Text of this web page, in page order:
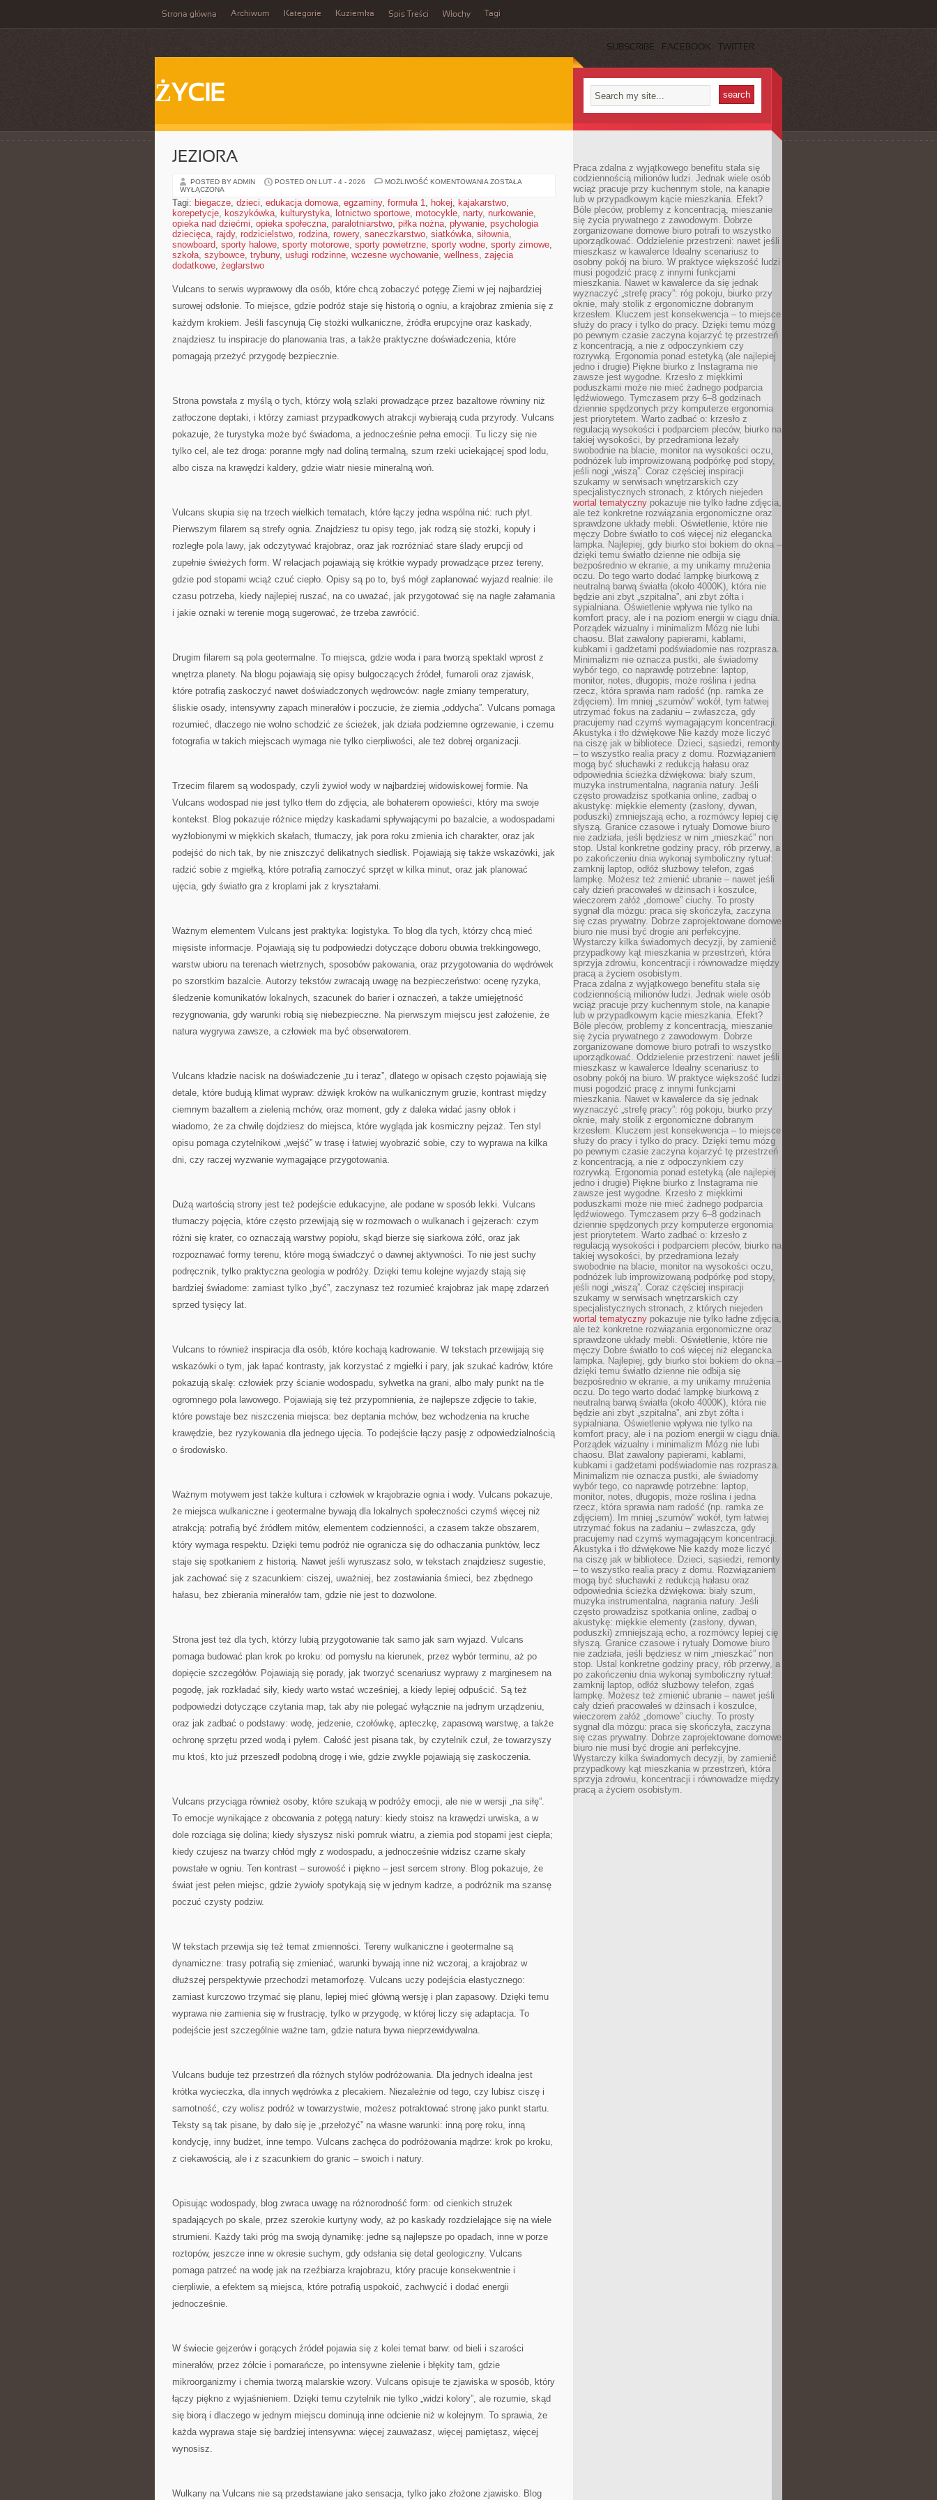
Strona główna Archiwum Kategorie Kuziemka Spis Treści Włochy Tagi
SUBSCRIBE FACEBOOK TWITTER
ŻYCIE
JEZIORA
POSTED BY ADMIN POSTED ON LUT - 4 - 2026 MOŻLIWOŚĆ KOMENTOWANIA JEZIORA
ZOSTAŁA
WYŁĄCZONA
Tagi: biegacze, dzieci, edukacja domowa, egzaminy, formuła 1, hokej, kajakarstwo,
korepetycje, koszykówka, kulturystyka, lotnictwo sportowe, motocykle, narty, nurkowanie,
opieka nad dziećmi, opieka społeczna, paralotniarstwo, piłka nożna, pływanie, psychologia
dziecięca, rajdy, rodzicielstwo, rodzina, rowery, saneczkarstwo, siatkówka, siłownia,
snowboard, sporty halowe, sporty motorowe, sporty powietrzne, sporty wodne, sporty zimowe,
szkoła, szybowce, trybuny, usługi rodzinne, wczesne wychowanie, wellness, zajęcia
dodatkowe, żeglarstwo
Vulcans to serwis wyprawowy dla osób, które chcą zobaczyć potęgę Ziemi w jej najbardziej
surowej odsłonie. To miejsce, gdzie podróż staje się historią o ogniu, a krajobraz zmienia się z
każdym krokiem. Jeśli fascynują Cię stożki wulkaniczne, źródła erupcyjne oraz kaskady,
znajdziesz tu inspiracje do planowania tras, a także praktyczne doświadczenia, które
pomagają przeżyć przygodę bezpiecznie.
Strona powstała z myślą o tych, którzy wolą szlaki prowadzące przez bazaltowe równiny niż
zatłoczone deptaki, i którzy zamiast przypadkowych atrakcji wybierają cuda przyrody. Vulcans
pokazuje, że turystyka może być świadoma, a jednocześnie pełna emocji. Tu liczy się nie
tylko cel, ale też droga: poranne mgły nad doliną termalną, szum rzeki uciekającej spod lodu,
albo cisza na krawędzi kaldery, gdzie wiatr niesie mineralną woń.
Vulcans skupia się na trzech wielkich tematach, które łączy jedna wspólna nić: ruch płyt.
Pierwszym filarem są strefy ognia. Znajdziesz tu opisy tego, jak rodzą się stożki, kopuły i
rozległe pola lawy, jak odczytywać krajobraz, oraz jak rozróżniać stare ślady erupcji od
zupełnie świeżych form. W relacjach pojawiają się krótkie wypady prowadzące przez tereny,
gdzie pod stopami wciąż czuć ciepło. Opisy są po to, byś mógł zaplanować wyjazd realnie: ile
czasu potrzeba, kiedy najlepiej ruszać, na co uważać, jak przygotować się na nagłe załamania
i jakie oznaki w terenie mogą sugerować, że trzeba zawrócić.
Drugim filarem są pola geotermalne. To miejsca, gdzie woda i para tworzą spektakl wprost z
wnętrza planety. Na blogu pojawiają się opisy bulgoczących źródeł, fumaroli oraz zjawisk,
które potrafią zaskoczyć nawet doświadczonych wędrowców: nagłe zmiany temperatury,
śliskie osady, intensywny zapach minerałów i poczucie, że ziemia „oddycha”. Vulcans pomaga
rozumieć, dlaczego nie wolno schodzić ze ścieżek, jak działa podziemne ogrzewanie, i czemu
fotografia w takich miejscach wymaga nie tylko cierpliwości, ale też dobrej organizacji.
Trzecim filarem są wodospady, czyli żywioł wody w najbardziej widowiskowej formie. Na
Vulcans wodospad nie jest tylko tłem do zdjęcia, ale bohaterem opowieści, który ma swoje
kontekst. Blog pokazuje różnice między kaskadami spływającymi po bazalcie, a wodospadami
wyżłobionymi w miękkich skałach, tłumaczy, jak pora roku zmienia ich charakter, oraz jak
podejść do nich tak, by nie zniszczyć delikatnych siedlisk. Pojawiają się także wskazówki, jak
radzić sobie z mgiełką, które potrafią zamoczyć sprzęt w kilka minut, oraz jak planować
ujęcia, gdy światło gra z kroplami jak z kryształami.
Ważnym elementem Vulcans jest praktyka: logistyka. To blog dla tych, którzy chcą mieć
mięsiste informacje. Pojawiają się tu podpowiedzi dotyczące doboru obuwia trekkingowego,
warstw ubioru na terenach wietrznych, sposobów pakowania, oraz przygotowania do wędrówek
po szorstkim bazalcie. Autorzy tekstów zwracają uwagę na bezpieczeństwo: ocenę ryzyka,
śledzenie komunikatów lokalnych, szacunek do barier i oznaczeń, a także umiejętność
rezygnowania, gdy warunki robią się niebezpieczne. Na pierwszym miejscu jest założenie, że
natura wygrywa zawsze, a człowiek ma być obserwatorem.
Vulcans kładzie nacisk na doświadczenie „tu i teraz”, dlatego w opisach często pojawiają się
detale, które budują klimat wypraw: dźwięk kroków na wulkanicznym gruzie, kontrast między
ciemnym bazaltem a zielenią mchów, oraz moment, gdy z daleka widać jasny obłok i
wiadomo, że za chwilę dojdziesz do miejsca, które wygląda jak kosmiczny pejzaż. Ten styl
opisu pomaga czytelnikowi „wejść” w trasę i łatwiej wyobrazić sobie, czy to wyprawa na kilka
dni, czy raczej wyzwanie wymagające przygotowania.
Dużą wartością strony jest też podejście edukacyjne, ale podane w sposób lekki. Vulcans
tłumaczy pojęcia, które często przewijają się w rozmowach o wulkanach i gejzerach: czym
różni się krater, co oznaczają warstwy popiołu, skąd bierze się siarkowa żółć, oraz jak
rozpoznawać formy terenu, które mogą świadczyć o dawnej aktywności. To nie jest suchy
podręcznik, tylko praktyczna geologia w podróży. Dzięki temu kolejne wyjazdy stają się
bardziej świadome: zamiast tylko „być”, zaczynasz też rozumieć krajobraz jak mapę zdarzeń
sprzed tysięcy lat.
Vulcans to również inspiracja dla osób, które kochają kadrowanie. W tekstach przewijają się
wskazówki o tym, jak łapać kontrasty, jak korzystać z mgiełki i pary, jak szukać kadrów, które
pokazują skalę: człowiek przy ścianie wodospadu, sylwetka na grani, albo mały punkt na tle
ogromnego pola lawowego. Pojawiają się też przypomnienia, że najlepsze zdjęcie to takie,
które powstaje bez niszczenia miejsca: bez deptania mchów, bez wchodzenia na kruche
krawędzie, bez ryzykowania dla jednego ujęcia. To podejście łączy pasję z odpowiedzialnością
o środowisko.
Ważnym motywem jest także kultura i człowiek w krajobrazie ognia i wody. Vulcans pokazuje,
że miejsca wulkaniczne i geotermalne bywają dla lokalnych społeczności czymś więcej niż
atrakcją: potrafią być źródłem mitów, elementem codzienności, a czasem także obszarem,
który wymaga respektu. Dzięki temu podróż nie ogranicza się do odhaczania punktów, lecz
staje się spotkaniem z historią. Nawet jeśli wyruszasz solo, w tekstach znajdziesz sugestie,
jak zachować się z szacunkiem: ciszej, uważniej, bez zostawiania śmieci, bez zbędnego
hałasu, bez zbierania minerałów tam, gdzie nie jest to dozwolone.
Strona jest też dla tych, którzy lubią przygotowanie tak samo jak sam wyjazd. Vulcans
pomaga budować plan krok po kroku: od pomysłu na kierunek, przez wybór terminu, aż po
dopięcie szczegółów. Pojawiają się porady, jak tworzyć scenariusz wyprawy z marginesem na
pogodę, jak rozkładać siły, kiedy warto wstać wcześniej, a kiedy lepiej odpuścić. Są też
podpowiedzi dotyczące czytania map, tak aby nie polegać wyłącznie na jednym urządzeniu,
oraz jak zadbać o podstawy: wodę, jedzenie, czołówkę, apteczkę, zapasową warstwę, a także
ochronę sprzętu przed wodą i pyłem. Całość jest pisana tak, by czytelnik czuł, że towarzyszy
mu ktoś, kto już przeszedł podobną drogę i wie, gdzie zwykle pojawiają się zaskoczenia.
Vulcans przyciąga również osoby, które szukają w podróży emocji, ale nie w wersji „na siłę”.
To emocje wynikające z obcowania z potęgą natury: kiedy stoisz na krawędzi urwiska, a w
dole rozciąga się dolina; kiedy słyszysz niski pomruk wiatru, a ziemia pod stopami jest ciepła;
kiedy czujesz na twarzy chłód mgły z wodospadu, a jednocześnie widzisz czarne skały
powstałe w ogniu. Ten kontrast – surowość i piękno – jest sercem strony. Blog pokazuje, że
świat jest pełen miejsc, gdzie żywioły spotykają się w jednym kadrze, a podróżnik ma szansę
poczuć czysty podziw.
W tekstach przewija się też temat zmienności. Tereny wulkaniczne i geotermalne są
dynamiczne: trasy potrafią się zmieniać, warunki bywają inne niż wczoraj, a krajobraz w
dłuższej perspektywie przechodzi metamorfozę. Vulcans uczy podejścia elastycznego:
zamiast kurczowo trzymać się planu, lepiej mieć główną wersję i plan zapasowy. Dzięki temu
wyprawa nie zamienia się w frustrację, tylko w przygodę, w której liczy się adaptacja. To
podejście jest szczególnie ważne tam, gdzie natura bywa nieprzewidywalna.
Vulcans buduje też przestrzeń dla różnych stylów podróżowania. Dla jednych idealna jest
krótka wycieczka, dla innych wędrówka z plecakiem. Niezależnie od tego, czy lubisz ciszę i
samotność, czy wolisz podróż w towarzystwie, możesz potraktować stronę jako punkt startu.
Teksty są tak pisane, by dało się je „przełożyć” na własne warunki: inną porę roku, inną
kondycję, inny budżet, inne tempo. Vulcans zachęca do podróżowania mądrze: krok po kroku,
z ciekawością, ale i z szacunkiem do granic – swoich i natury.
Opisując wodospady, blog zwraca uwagę na różnorodność form: od cienkich strużek
spadających po skale, przez szerokie kurtyny wody, aż po kaskady rozdzielające się na wiele
strumieni. Każdy taki próg ma swoją dynamikę: jedne są najlepsze po opadach, inne w porze
roztopów, jeszcze inne w okresie suchym, gdy odsłania się detal geologiczny. Vulcans
pomaga patrzeć na wodę jak na rzeźbiarza krajobrazu, który pracuje konsekwentnie i
cierpliwie, a efektem są miejsca, które potrafią uspokoić, zachwycić i dodać energii
jednocześnie.
W świecie gejzerów i gorących źródeł pojawia się z kolei temat barw: od bieli i szarości
minerałów, przez żółcie i pomarańcze, po intensywne zielenie i błękity tam, gdzie
mikroorganizmy i chemia tworzą malarskie wzory. Vulcans opisuje te zjawiska w sposób, który
łączy piękno z wyjaśnieniem. Dzięki temu czytelnik nie tylko „widzi kolory”, ale rozumie, skąd
się biorą i dlaczego w jednym miejscu dominują inne odcienie niż w kolejnym. To sprawia, że
każda wyprawa staje się bardziej intensywna: więcej zauważasz, więcej pamiętasz, więcej
wynosisz.
Wulkany na Vulcans nie są przedstawiane jako sensacja, tylko jako złożone zjawisko. Blog
Praca zdalna z wyjątkowego benefitu stała się
codziennością milionów ludzi. Jednak wiele osób
wciąż pracuje przy kuchennym stole, na kanapie
lub w przypadkowym kącie mieszkania. Efekt?
Bóle pleców, problemy z koncentracją, mieszanie
się życia prywatnego z zawodowym. Dobrze
zorganizowane domowe biuro potrafi to wszystko
uporządkować. Oddzielenie przestrzeni: nawet jeśli
mieszkasz w kawalerce Idealny scenariusz to
osobny pokój na biuro. W praktyce większość ludzi
musi pogodzić pracę z innymi funkcjami
mieszkania. Nawet w kawalerce da się jednak
wyznaczyć „strefę pracy”: róg pokoju, biurko przy
oknie, mały stolik z ergonomiczne dobranym
krzesłem. Kluczem jest konsekwencja – to miejsce
służy do pracy i tylko do pracy. Dzięki temu mózg
po pewnym czasie zaczyna kojarzyć tę przestrzeń
z koncentracją, a nie z odpoczynkiem czy
rozrywką. Ergonomia ponad estetyką (ale najlepiej
jedno i drugie) Piękne biurko z Instagrama nie
zawsze jest wygodne. Krzesło z miękkimi
poduszkami może nie mieć żadnego podparcia
lędźwiowego. Tymczasem przy 6–8 godzinach
dziennie spędzonych przy komputerze ergonomia
jest priorytetem. Warto zadbać o: krzesło z
regulacją wysokości i podparciem pleców, biurko na
takiej wysokości, by przedramiona leżały
swobodnie na blacie, monitor na wysokości oczu,
podnóżek lub improwizowaną podpórkę pod stopy,
jeśli nogi „wiszą”. Coraz częściej inspiracji
szukamy w serwisach wnętrzarskich czy
specjalistycznych stronach, z których niejeden
wortal tematyczny pokazuje nie tylko ładne zdjęcia,
ale też konkretne rozwiązania ergonomiczne oraz
sprawdzone układy mebli. Oświetlenie, które nie
męczy Dobre światło to coś więcej niż elegancka
lampka. Najlepiej, gdy biurko stoi bokiem do okna –
dzięki temu światło dzienne nie odbija się
bezpośrednio w ekranie, a my unikamy mrużenia
oczu. Do tego warto dodać lampkę biurkową z
neutralną barwą światła (około 4000K), która nie
będzie ani zbyt „szpitalna”, ani zbyt żółta i
sypialniana. Oświetlenie wpływa nie tylko na
komfort pracy, ale i na poziom energii w ciągu dnia.
Porządek wizualny i minimalizm Mózg nie lubi
chaosu. Blat zawalony papierami, kablami,
kubkami i gadżetami podświadomie nas rozprasza.
Minimalizm nie oznacza pustki, ale świadomy
wybór tego, co naprawdę potrzebne: laptop,
monitor, notes, długopis, może roślina i jedna
rzecz, która sprawia nam radość (np. ramka ze
zdjęciem). Im mniej „szumów” wokół, tym łatwiej
utrzymać fokus na zadaniu – zwłaszcza, gdy
pracujemy nad czymś wymagającym koncentracji.
Akustyka i tło dźwiękowe Nie każdy może liczyć
na ciszę jak w bibliotece. Dzieci, sąsiedzi, remonty
– to wszystko realia pracy z domu. Rozwiązaniem
mogą być słuchawki z redukcją hałasu oraz
odpowiednia ścieżka dźwiękowa: biały szum,
muzyka instrumentalna, nagrania natury. Jeśli
często prowadzisz spotkania online, zadbaj o
akustykę: miękkie elementy (zasłony, dywan,
poduszki) zmniejszają echo, a rozmówcy lepiej cię
słyszą. Granice czasowe i rytuały Domowe biuro
nie zadziała, jeśli będziesz w nim „mieszkać” non
stop. Ustal konkretne godziny pracy, rób przerwy, a
po zakończeniu dnia wykonaj symboliczny rytuał:
zamknij laptop, odłóż służbowy telefon, zgaś
lampkę. Możesz też zmienić ubranie – nawet jeśli
cały dzień pracowałeś w dżinsach i koszulce,
wieczorem załóż „domowe” ciuchy. To prosty
sygnał dla mózgu: praca się skończyła, zaczyna
się czas prywatny. Dobrze zaprojektowane domowe
biuro nie musi być drogie ani perfekcyjne.
Wystarczy kilka świadomych decyzji, by zamienić
przypadkowy kąt mieszkania w przestrzeń, która
sprzyja zdrowiu, koncentracji i równowadze między
pracą a życiem osobistym.
Praca zdalna z wyjątkowego benefitu stała się
codziennością milionów ludzi. Jednak wiele osób
wciąż pracuje przy kuchennym stole, na kanapie
lub w przypadkowym kącie mieszkania. Efekt?
Bóle pleców, problemy z koncentracją, mieszanie
się życia prywatnego z zawodowym. Dobrze
zorganizowane domowe biuro potrafi to wszystko
uporządkować. Oddzielenie przestrzeni: nawet jeśli
mieszkasz w kawalerce Idealny scenariusz to
osobny pokój na biuro. W praktyce większość ludzi
musi pogodzić pracę z innymi funkcjami
mieszkania. Nawet w kawalerce da się jednak
wyznaczyć „strefę pracy”: róg pokoju, biurko przy
oknie, mały stolik z ergonomiczne dobranym
krzesłem. Kluczem jest konsekwencja – to miejsce
służy do pracy i tylko do pracy. Dzięki temu mózg
po pewnym czasie zaczyna kojarzyć tę przestrzeń
z koncentracją, a nie z odpoczynkiem czy
rozrywką. Ergonomia ponad estetyką (ale najlepiej
jedno i drugie) Piękne biurko z Instagrama nie
zawsze jest wygodne. Krzesło z miękkimi
poduszkami może nie mieć żadnego podparcia
lędźwiowego. Tymczasem przy 6–8 godzinach
dziennie spędzonych przy komputerze ergonomia
jest priorytetem. Warto zadbać o: krzesło z
regulacją wysokości i podparciem pleców, biurko na
takiej wysokości, by przedramiona leżały
swobodnie na blacie, monitor na wysokości oczu,
podnóżek lub improwizowaną podpórkę pod stopy,
jeśli nogi „wiszą”. Coraz częściej inspiracji
szukamy w serwisach wnętrzarskich czy
specjalistycznych stronach, z których niejeden
wortal tematyczny pokazuje nie tylko ładne zdjęcia,
ale też konkretne rozwiązania ergonomiczne oraz
sprawdzone układy mebli. Oświetlenie, które nie
męczy Dobre światło to coś więcej niż elegancka
lampka. Najlepiej, gdy biurko stoi bokiem do okna –
dzięki temu światło dzienne nie odbija się
bezpośrednio w ekranie, a my unikamy mrużenia
oczu. Do tego warto dodać lampkę biurkową z
neutralną barwą światła (około 4000K), która nie
będzie ani zbyt „szpitalna”, ani zbyt żółta i
sypialniana. Oświetlenie wpływa nie tylko na
komfort pracy, ale i na poziom energii w ciągu dnia.
Porządek wizualny i minimalizm Mózg nie lubi
chaosu. Blat zawalony papierami, kablami,
kubkami i gadżetami podświadomie nas rozprasza.
Minimalizm nie oznacza pustki, ale świadomy
wybór tego, co naprawdę potrzebne: laptop,
monitor, notes, długopis, może roślina i jedna
rzecz, która sprawia nam radość (np. ramka ze
zdjęciem). Im mniej „szumów” wokół, tym łatwiej
utrzymać fokus na zadaniu – zwłaszcza, gdy
pracujemy nad czymś wymagającym koncentracji.
Akustyka i tło dźwiękowe Nie każdy może liczyć
na ciszę jak w bibliotece. Dzieci, sąsiedzi, remonty
– to wszystko realia pracy z domu. Rozwiązaniem
mogą być słuchawki z redukcją hałasu oraz
odpowiednia ścieżka dźwiękowa: biały szum,
muzyka instrumentalna, nagrania natury. Jeśli
często prowadzisz spotkania online, zadbaj o
akustykę: miękkie elementy (zasłony, dywan,
poduszki) zmniejszają echo, a rozmówcy lepiej cię
słyszą. Granice czasowe i rytuały Domowe biuro
nie zadziała, jeśli będziesz w nim „mieszkać” non
stop. Ustal konkretne godziny pracy, rób przerwy, a
po zakończeniu dnia wykonaj symboliczny rytuał:
zamknij laptop, odłóż służbowy telefon, zgaś
lampkę. Możesz też zmienić ubranie – nawet jeśli
cały dzień pracowałeś w dżinsach i koszulce,
wieczorem załóż „domowe” ciuchy. To prosty
sygnał dla mózgu: praca się skończyła, zaczyna
się czas prywatny. Dobrze zaprojektowane domowe
biuro nie musi być drogie ani perfekcyjne.
Wystarczy kilka świadomych decyzji, by zamienić
przypadkowy kąt mieszkania w przestrzeń, która
sprzyja zdrowiu, koncentracji i równowadze między
pracą a życiem osobistym.